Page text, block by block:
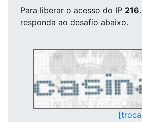
Para liberar o acesso do IP
responda ao desafio abaixo.